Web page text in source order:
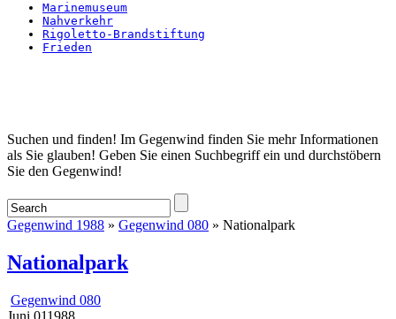
Marinemuseum
Nahverkehr
Rigoletto-Brandstiftung
Frieden
Startseite
Suchen und finden! Im Gegenwind finden Sie mehr Informationen
als Sie glauben! Geben Sie einen Suchbegriff ein und durchstöbern
Sie den Gegenwind!
Gegenwind 1988 » Gegenwind 080 » Nationalpark
Nationalpark
Gegenwind 080
Juni 011988